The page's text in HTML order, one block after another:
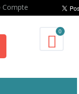
Compte
0